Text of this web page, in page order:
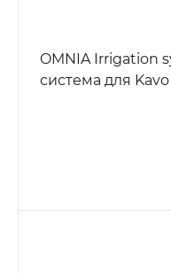
OMNIA Irrigation
система для